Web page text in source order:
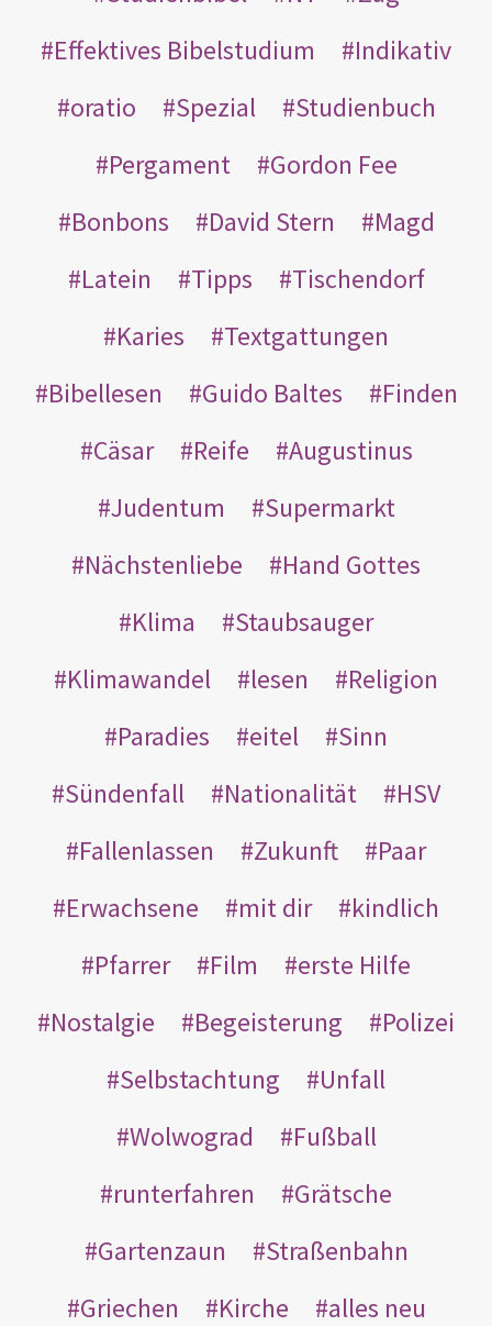
Effektives Bibelstudium
Indikativ
oratio
Spezial
Studienbuch
Pergament
Gordon Fee
Bonbons
David Stern
Magd
Latein
Tipps
Tischendorf
Karies
Textgattungen
Bibellesen
Guido Baltes
Finden
Cäsar
Reife
Augustinus
Judentum
Supermarkt
Nächstenliebe
Hand Gottes
Klima
Staubsauger
Klimawandel
lesen
Religion
Paradies
eitel
Sinn
Sündenfall
Nationalität
HSV
Fallenlassen
Zukunft
Paar
Erwachsene
mit dir
kindlich
Pfarrer
Film
erste Hilfe
Nostalgie
Begeisterung
Polizei
Selbstachtung
Unfall
Wolwograd
Fußball
runterfahren
Grätsche
Gartenzaun
Straßenbahn
Griechen
Kirche
alles neu